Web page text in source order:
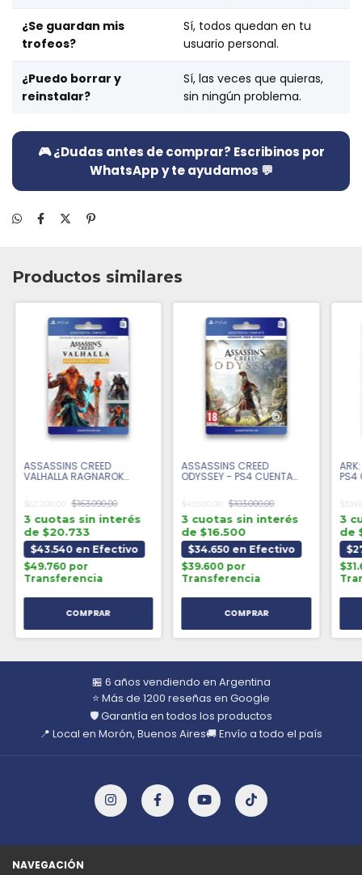
¿Se guardan mis
trofeos?
Sí, todos quedan en tu
usuario personal.
¿Puedo borrar y
reinstalar?
Sí, las veces que quieras,
sin ningún problema.
🎮 ¿Dudas antes de comprar? Escribinos por
WhatsApp y te ayudamos 💬
Productos similares
ASSASSINS CREED
VALHALLA RAGNAROK
$62.200,00 $163.090,00
3 cuotas sin interés
de $20.733
$43.540 en Efectivo
$49.760 por
Transferencia
ASSASSINS CREED
ODYSSEY - PS4 CUENTA
$49.500,00 $103.000,00
3 cuotas sin interés
de $16.500
$34.650 en Efectivo
$39.600 por
Transferencia
PS4
3
de
🏪 6 años vendiendo en Argentina
⭐ Más de 1200 reseñas en Google
🛡️ Garantía en todos los productos
📍 Local en Morón, Buenos Aires🚚 Envío a todo el país
NAVEGACIÓN